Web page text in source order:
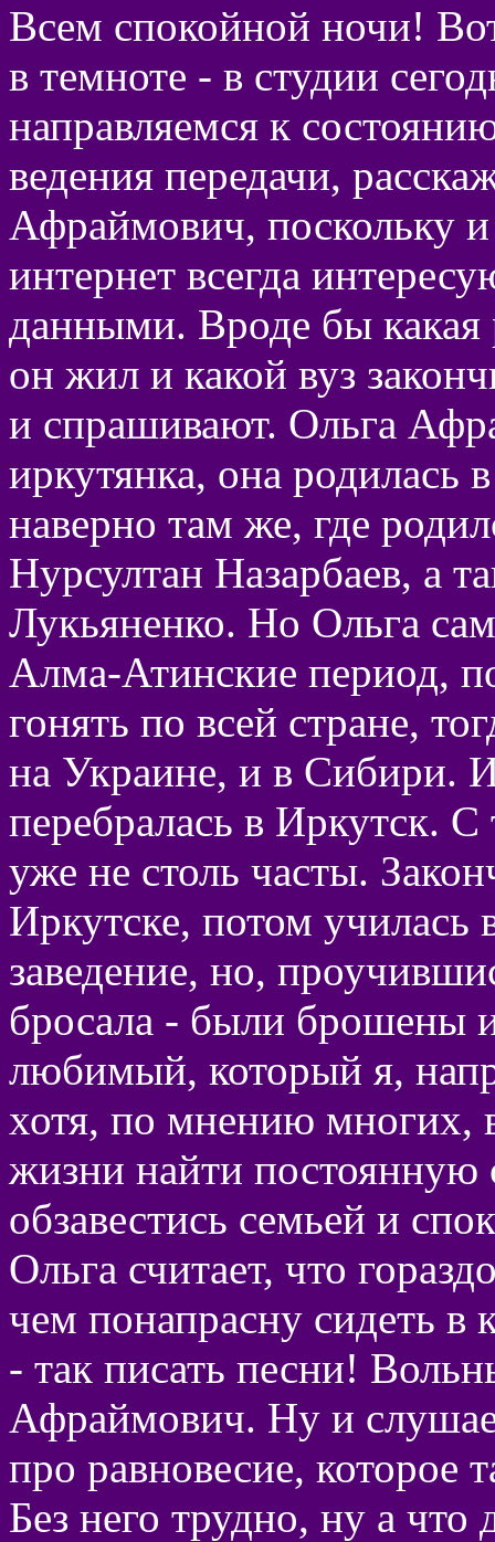
Всем спокойной ночи!
в темноте - в студии
направляемся к
ведения передачи,
Афраймович, поскольку и
интернет всегда
данными. Вроде бы какая
он жил и какой вуз
и спрашивают. Ольга
иркутянка, она родилась
наверно там же, где
Нурсултан Назарбаев, а
Лукьяненко. Но Ольга
Алма-Атинские период,
гонять по всей стране,
на Украине, и в Сибири.
перебралась в Иркутск.
уже не столь часты.
Иркутске, потом
заведение, но,
бросала - были брошены
любимый, который я,
хотя, по мнению многих,
жизни найти постоянную
обзавестись семьей и
Ольга считает, что
чем понапрасну сидеть в
- так писать песни!
Афраймович. Ну и
про равновесие, которое
Без него трудно, ну а что